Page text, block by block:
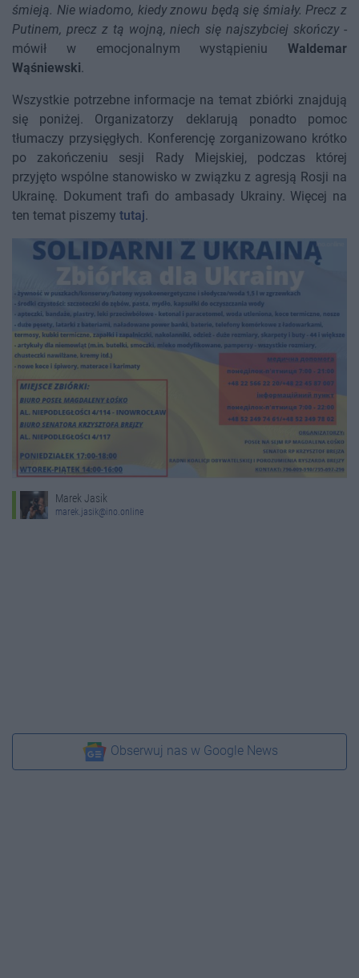
śmieją. Nie wiadomo, kiedy znowu będą się śmiały. Precz z
Putinem, precz z tą wojną, niech się najszybciej skończy-
mówił w emocjonalnym wystąpieniu Waldemar
Wąśniewski.
Wszystkie potrzebne informacje na temat zbiórki znajdują
się poniżej. Organizatorzy deklarują ponadto pomoc
tłumaczy przysięgłych. Konferencję zorganizowano krótko
po zakończeniu sesji Rady Miejskiej, podczas której
przyjęto wspólne stanowisko w związku z agresją Rosji na
Ukrainę. Dokument trafi do ambasady Ukrainy. Więcej na
ten temat piszemy tutaj.
Marek Jasik
marek.jasik@ino.online
Obserwuj nas w Google News